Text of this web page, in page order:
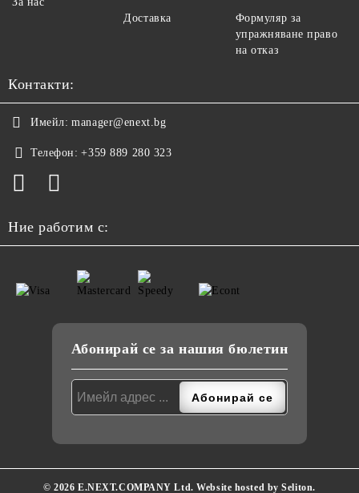
Доставка
Формуляр за
упражняване право
на отказ
Контакти:
Имейл: manager@enext.bg
Телефон: +359 889 280 323
Ние работим с:
Абонирай се за нашия бюлетин
© 2026 E.NEXT.COMPANY Ltd. Website hosted by Seliton.